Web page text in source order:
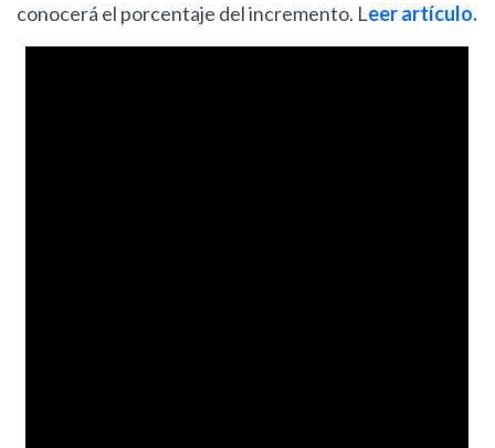
conocerá el porcentaje del incremento. Leer artículo.